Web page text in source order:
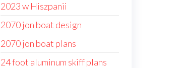
2023 w Hiszpanii
2070 jon boat design
2070 jon boat plans
24 foot aluminum skiff plans